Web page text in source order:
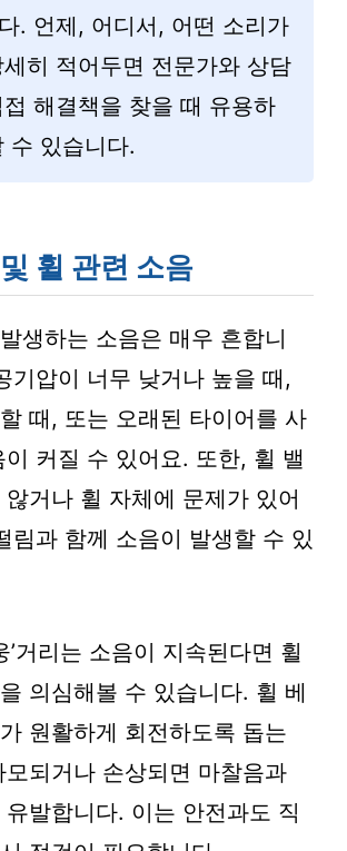
. 언제, 어디서, 어떤 소리가
히 적어두면 전문가와 상담
해결책을 찾을 때 유용하
수 있습니다.
휠 관련 소음
생하는 소음은 매우 흔합니
기압이 너무 낮거나 높을 때,
때, 또는 오래된 타이어를 사
커질 수 있어요. 또한, 휠 밸
거나 휠 자체에 문제가 있어
림과 함께 소음이 발생할 수 있
’거리는 소음이 지속된다면 휠
의심해볼 수 있습니다. 휠 베
원활하게 회전하도록 돕는
되거나 손상되면 마찰음과
발합니다. 이는 안전과도 직